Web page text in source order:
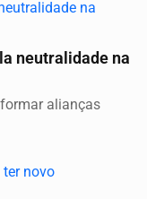
neutralidade na
alianças